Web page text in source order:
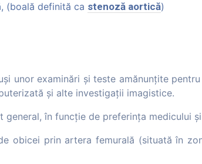
(boală definită ca stenoză aortică)
unor examinări și teste amănunțite
și alte investigații imagistice.
în funcție de preferința medicului
obicei prin artera femurală (situată în